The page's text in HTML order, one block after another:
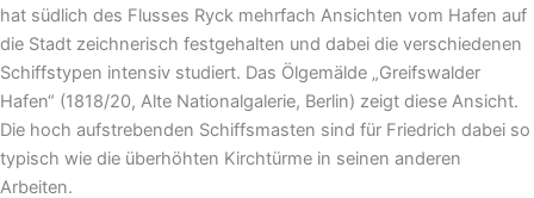
hat südlich des Flusses Ryck mehrfach Ansichten vom Hafen auf
die Stadt zeichnerisch festgehalten und dabei die verschiedenen
Schiffstypen intensiv studiert. Das Ölgemälde „Greifswalder
Hafen“ (1818/20, Alte Nationalgalerie, Berlin) zeigt diese Ansicht.
Die hoch aufstrebenden Schiffsmasten sind für Friedrich dabei so
typisch wie die überhöhten Kirchtürme in seinen anderen
Arbeiten.